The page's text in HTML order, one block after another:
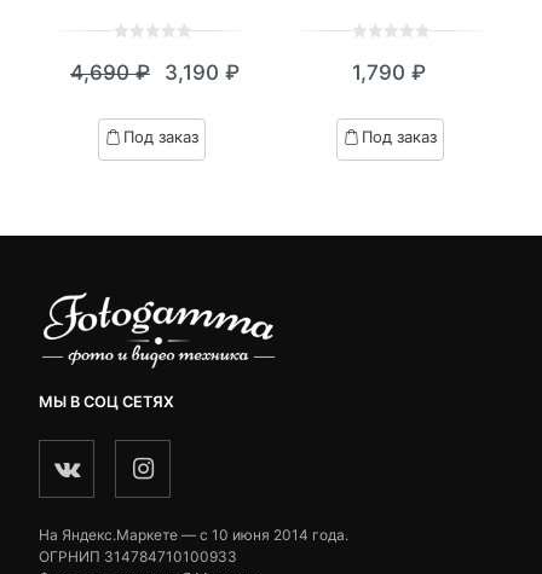
out
based
on
4,690₽
Первоначальная
цена
составляла
3,190 ₽
Текущая
цена:
3,190 ₽.
Под заказ
out
based
on
1,790 ₽
Под заказ
МЫ В СОЦ СЕТЯХ
На Яндекс.Маркете — c 10 июня 2014 года.
ОГРНИП 314784710100933